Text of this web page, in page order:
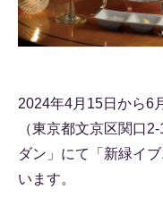
2024年4月15日から6
（東京都文京区関口
ダン」にて「新緑イ
います。